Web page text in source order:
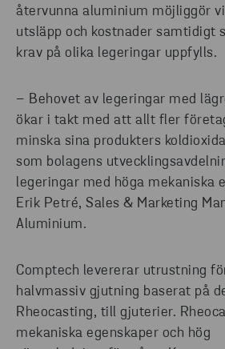
återvunna aluminium möjliggör
utsläpp och kostnader samtidigt
krav på olika legeringar uppfylls.
– Behovet av legeringar med
ökar i takt med att allt fler
minska sina produkters
som bolagens
legeringar med höga mekaniska
Erik Petré, Sales & Marketing
Aluminium.
Comptech levererar utrustning
halvmassiv gjutning baserat på
Rheocasting, till gjuterier.
mekaniska egenskaper och hög